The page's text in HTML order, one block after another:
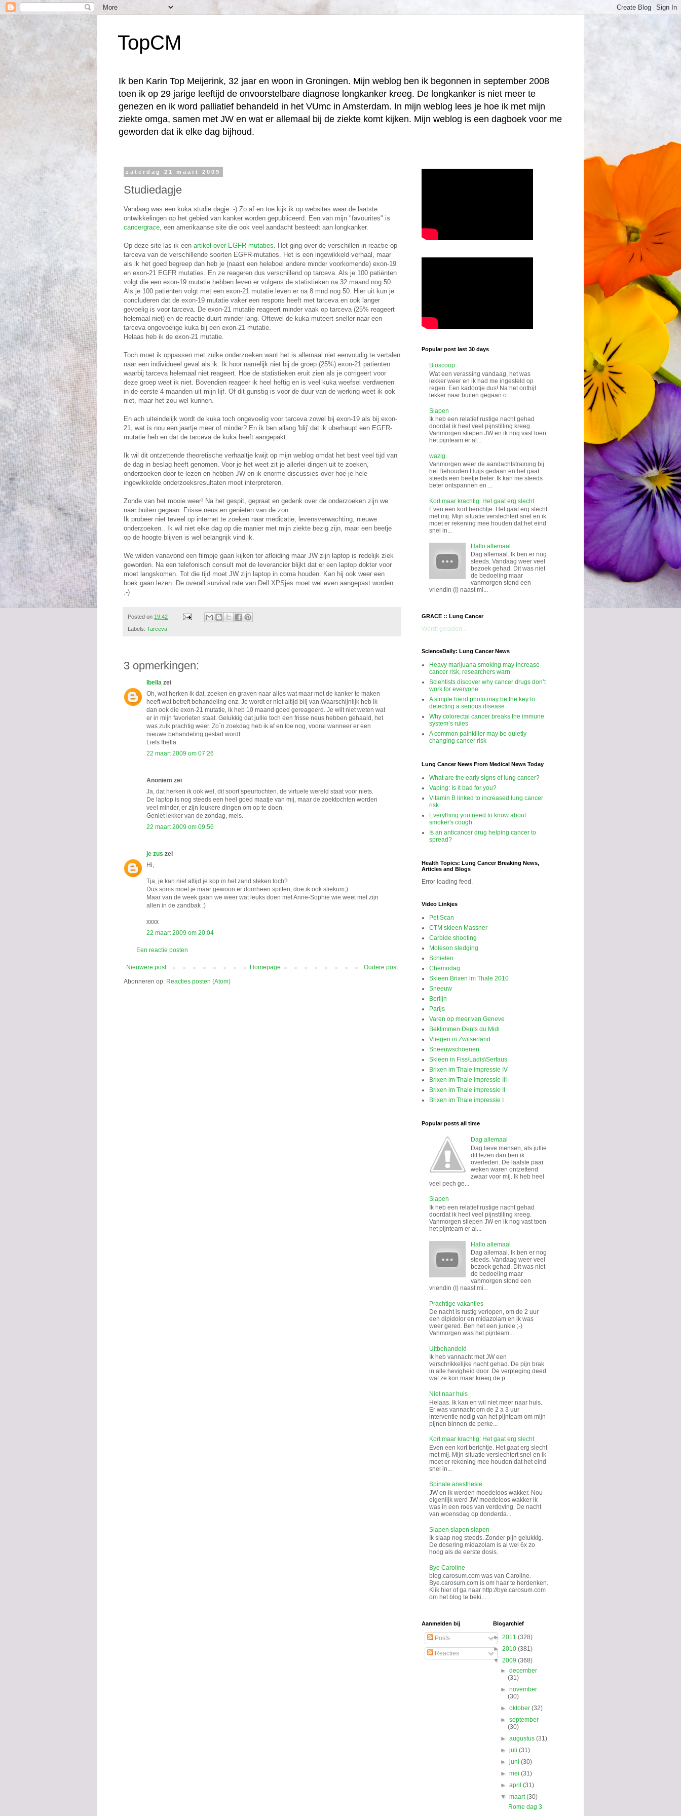
TopCM
Ik ben Karin Top Meijerink, 32 jaar en woon in Groningen. Mijn weblog ben ik begonnen in september 2008
toen ik op 29 jarige leeftijd de onvoorstelbare diagnose longkanker kreeg. De longkanker is niet meer te
genezen en ik word palliatief behandeld in het VUmc in Amsterdam. In mijn weblog lees je hoe ik met mijn
ziekte omga, samen met JW en wat er allemaal bij de ziekte komt kijken. Mijn weblog is een dagboek voor me
geworden dat ik elke dag bijhoud.
zaterdag 21 maart 2009
Studiedagje
Vandaag was een kuka studie dagje :-) Zo af en toe kijk ik op websites waar de laatste
ontwikkelingen op het gebied van kanker worden gepubliceerd. Een van mijn "favourites" is
cancergrace , een amerikaanse site die ook veel aandacht besteedt aan longkanker.
Op deze site las ik een artikel over EGFR-mutaties . Het ging over de verschillen in reactie op
tarceva van de verschillende soorten EGFR-mutaties. Het is een ingewikkeld verhaal, maar
als ik het goed begreep dan heb je (naast een heleboel andere minder voorkomende) exon-19
en exon-21 EGFR mutaties. En ze reageren dus verschillend op tarceva. Als je 100 patiënten
volgt die een exon-19 mutatie hebben leven er volgens de statistieken na 32 maand nog 50.
Als je 100 patiënten volgt met een exon-21 mutatie leven er na 8 mnd nog 50. Hier uit kun je
concluderen dat de exon-19 mutatie vaker een respons heeft met tarceva en ook langer
gevoelig is voor tarceva. De exon-21 mutatie reageert minder vaak op tarceva (25% reageert
helemaal niet) en de reactie duurt minder lang. Oftewel de kuka muteert sneller naar een
tarceva ongevoelige kuka bij een exon-21 mutatie.
Helaas heb ik de exon-21 mutatie.
Toch moet ik oppassen met zulke onderzoeken want het is allemaal niet eenvoudig te vertalen
naar een individueel geval als ik. Ik hoor namelijk niet bij de groep (25%) exon-21 patienten
waarbij tarceva helemaal niet reageert. Hoe de statistieken eruit zien als je corrigeert voor
deze groep weet ik niet. Bovendien reageer ik heel heftig en is veel kuka weefsel verdwenen
in de eerste 4 maanden uit mijn lijf. Of dit gunstig is voor de duur van de werking weet ik ook
niet, maar het zou wel kunnen.
En ach uiteindelijk wordt de kuka toch ongevoelig voor tarceva zowel bij exon-19 als bij exon-
21, wat is nou een jaartje meer of minder? En ik ben allang 'blij' dat ik uberhaupt een EGFR-
mutatie heb en dat de tarceva de kuka heeft aangepakt.
Ik wil dit ontzettende theoretische verhaaltje kwijt op mijn weblog omdat het best veel tijd van
de dag in beslag heeft genomen. Voor je het weet zit je allerlei dingen uit te zoeken,
onderzoeken door te lezen en hebben JW en ik enorme discussies over hoe je hele
ingewikkelde onderzoeksresultaten moet interpreteren.
Zonde van het mooie weer! Na het gespit, gepraat en gedenk over de onderzoeken zijn we
naar buiten gegaan. Frisse neus en genieten van de zon.
Ik probeer niet teveel op internet te zoeken naar medicatie, levensverwachting, nieuwe
onderzoeken.. Ik wil niet elke dag op die manier met mijn ziekte bezig zijn, maar een beetje
op de hoogte blijven is wel belangrijk vind ik.
We wilden vanavond een filmpje gaan kijken ter afleiding maar JW zijn laptop is redelijk ziek
geworden. Na een telefonisch consult met de leverancier blijkt dat er een laptop dokter voor
moet langskomen. Tot die tijd moet JW zijn laptop in coma houden. Kan hij ook weer een
boek gaan lezen. De overall survival rate van Dell XPSjes moet wel even aangepast worden
;-)
Posted on 19:42
Labels: Tarceva
3 opmerkingen:
Ibella zei
Oh, wat herken ik dat, zoeken en graven naar alles wat maar met de kanker te maken
heeft wat betreft behandeling enz. Je wordt er niet altijd blij van.Waarschijnlijk heb ik
dan ook die exon-21 mutatie, ik heb 10 maand goed gereageerd. Je wilt niet weten wat
er in mijn favorieten staat. Gelukkig dat jullie toch een frisse neus hebben gehaald, het
was zulk prachtig weer. Zo`n zoekdag heb ik af en toe nog, vooral wanneer er een
nieuwe behandeling gestart wordt.
Liefs Ibella
22 maart 2009 om 07:26
Anoniem zei
Ja, dat herken ik ook wel, dit soort speurtochten. de virtuele wereld staat voor niets.
De laptop is nog steeds een heel goed maatje van mij, maar de zoektochten worden
veel minder, er zijn leukere dingen om op te doen.
Geniet lekker van de zondag, meis.
22 maart 2009 om 09:56
je zus zei
Hi,
Tja, je kan niet altijd je kop in het zand steken toch?
Dus soms moet je maar gewoon er doorheen spitten, doe ik ook stiekum;)
Maar van de week gaan we weer wat leuks doen met Anne-Sophie wie weet met zijn
allen in de zandbak ;)
xxxx
22 maart 2009 om 20:04
Een reactie posten
Nieuwere post Oudere post
Homepage
Abonneren op: Reacties posten (Atom)
Popular post last 30 days
Bioscoop
Wat een verassing vandaag, het was
lekker weer en ik had me ingesteld op
regen. Een kadootje dus! Na het ontbijt
lekker naar buiten gegaan o...
Slapen
Ik heb een relatief rustige nacht gehad
doordat ik heel veel pijnstilling kreeg.
Vanmorgen sliepen JW en ik nog vast toen
het pijnteam er al...
wazig
Vanmorgen weer de aandachtstraining bij
het Behouden Huijs gedaan en het gaat
steeds een beetje beter. Ik kan me steeds
beter ontspannen en ...
Kort maar krachtig: Het gaat erg slecht
Even een kort berichtje. Het gaat erg slecht
met mij. Mijn situatie verslechtert snel en ik
moet er rekening mee houden dat het eind
snel in...
Hallo allemaal
Dag allemaal. Ik ben er nog
steeds. Vandaag weer veel
bezoek gehad. Dit was niet
de bedoeling maar
vanmorgen stond een
vriendin (I) naast mi...
GRACE :: Lung Cancer
Wordt geladen...
ScienceDaily: Lung Cancer News
Heavy marijuana smoking may increase
cancer risk, researchers warn
Scientists discover why cancer drugs don’t
work for everyone
A simple hand photo may be the key to
detecting a serious disease
Why colorectal cancer breaks the immune
system’s rules
A common painkiller may be quietly
changing cancer risk
Lung Cancer News From Medical News Today
What are the early signs of lung cancer?
Vaping: Is it bad for you?
Vitamin B linked to increased lung cancer
risk
Everything you need to know about
smoker's cough
Is an anticancer drug helping cancer to
spread?
Health Topics: Lung Cancer Breaking News,
Articles and Blogs
Error loading feed.
Video Linkjes
Pet Scan
CTM skieen Massner
Carbide shooting
Moleson sledging
Schieten
Chemodag
Skieen Brixen im Thale 2010
Sneeuw
Berlijn
Parijs
Varen op meer van Geneve
Beklimmen Dents du Midi
Vliegen in Zwitserland
Sneeuwschoenen
Skieen in Fiss\Ladis\Serfaus
Brixen im Thale impressie IV
Brixen im Thale impressie III
Brixen im Thale impressie II
Brixen im Thale impressie I
Popular posts all time
Dag allemaal
Dag lieve mensen, als jullie
dit lezen dan ben ik
overleden. De laatste paar
weken waren ontzettend
zwaar voor mij. Ik heb heel
veel pech ge...
Slapen
Ik heb een relatief rustige nacht gehad
doordat ik heel veel pijnstilling kreeg.
Vanmorgen sliepen JW en ik nog vast toen
het pijnteam er al...
Hallo allemaal
Dag allemaal. Ik ben er nog
steeds. Vandaag weer veel
bezoek gehad. Dit was niet
de bedoeling maar
vanmorgen stond een
vriendin (I) naast mi...
Prachtige vakanties
De nacht is rustig verlopen, om de 2 uur
een dipidolor en midazolam en ik was
weer gered. Ben net een junkie ;-)
Vanmorgen was het pijnteam...
Uitbehandeld
Ik heb vannacht met JW een
verschrikkelijke nacht gehad. De pijn brak
in alle hevigheid door. De verpleging deed
wat ze kon maar kreeg de p...
Niet naar huis
Helaas. Ik kan en wil niet meer naar huis.
Er was vannacht om de 2 a 3 uur
interventie nodig van het pijnteam om mijn
pijnen binnen de perke...
Kort maar krachtig: Het gaat erg slecht
Even een kort berichtje. Het gaat erg slecht
met mij. Mijn situatie verslechtert snel en ik
moet er rekening mee houden dat het eind
snel in...
Spinale anesthesie
JW en ik werden moedeloos wakker. Nou
eigenlijk werd JW moedeloos wakker ik
was in een roes van verdoving. De nacht
van woensdag op donderda...
Slapen slapen slapen
Ik slaap nog steeds. Zonder pijn gelukkig.
De dosering midazolam is al wel 6x zo
hoog als de eerste dosis.
Bye Caroline
blog.carosum.com was van Caroline.
Bye.carosum.com is om haar te herdenken.
Klik hier of ga naar http://bye.carosum.com
om het blog te beki...
Aanmelden bij
Posts
Reacties
Blogarchief
► 2011 (328)
► 2010 (381)
▼ 2009 (368)
►december
(31)
►november
(30)
►oktober(32)
►september
(30)
►augustus(31)
►juli(31)
►juni(30)
►mei(31)
►april(31)
▼maart(30)
Rome dag 3